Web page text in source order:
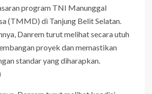
program TNI Manunggal
(TMMD) di Tanjung Belit Selatan.
Danrem turut melihat secara utuh
proyek dan memastikan
standar yang diharapkan.